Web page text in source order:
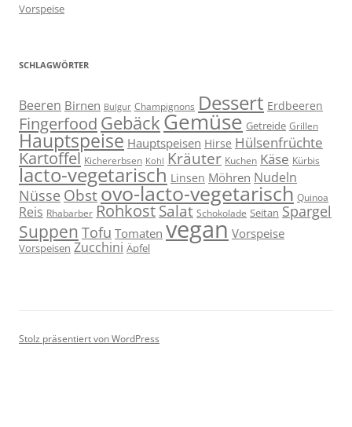
Vorspeise
SCHLAGWÖRTER
Beeren Birnen Bulgur Champignons Dessert Erdbeeren
Fingerfood Gebäck Gemüse Getreide Grillen
Hauptspeise Hauptspeisen Hirse Hülsenfrüchte
Kartoffel Kichererbsen Kohl Kräuter Kuchen Käse Kürbis
lacto-vegetarisch Linsen Möhren Nudeln
Nüsse Obstovo-lacto-vegetarisch Quinoa
Reis Rhabarber RohkostSalat Schokolade Seitan Spargel
Suppen Tofu Tomaten vegan Vorspeise
Vorspeisen Zucchini Äpfel
Stolz präsentiert von WordPress